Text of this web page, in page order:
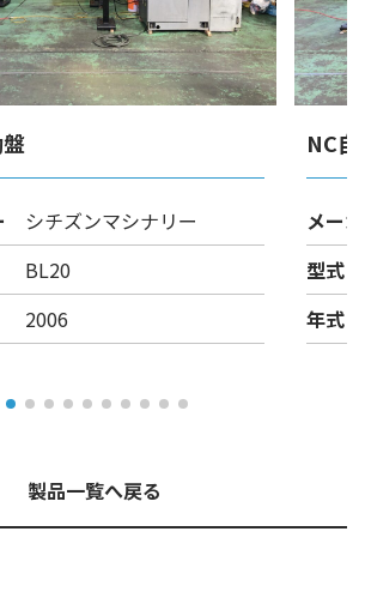
シチズンマシナリー
BL20
2006
NC
メー
型式
年式
製品一覧へ戻る